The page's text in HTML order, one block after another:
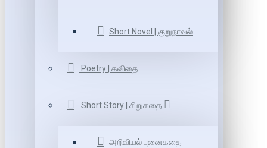
Short Novel | குறுநாவல்
Poetry | கவிதை
Short Story | சிறுகதை
அறிவியல் புனைகதை